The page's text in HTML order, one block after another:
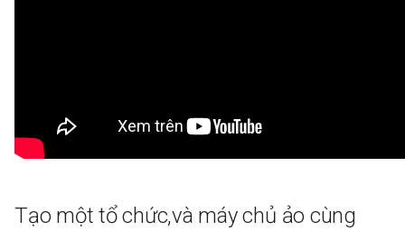
Tạo một tổ chức,và máy chủ ảo cùng